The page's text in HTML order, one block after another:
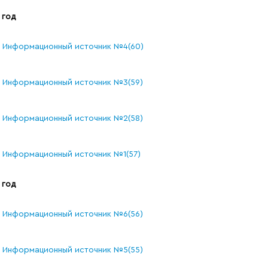
Информационный источник №4(60)
Информационный источник №3(59)
Информационный источник №2(58)
Информационный источник №1(57)
Информационный источник №6(56)
Информационный источник №5(55)